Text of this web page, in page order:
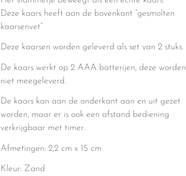
Deze kaars heeft aan de bovenkant “gesmolten
kaarsenvet”
Deze kaarsen worden geleverd als set van 2 stuks.
De kaars werkt op 2 AAA batterijen, deze worden
niet meegeleverd.
De kaars kan aan de onderkant aan en uit gezet
worden, maar er is ook een afstand bediening
verkrijgbaar met timer.
Afmetingen: 2,2 cm x 15 cm
Kleur: Zand